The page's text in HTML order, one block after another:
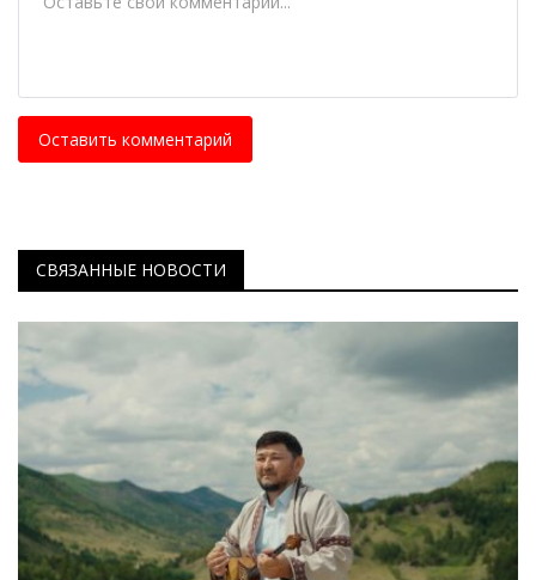
Оставить комментарий
СВЯЗАННЫЕ НОВОСТИ